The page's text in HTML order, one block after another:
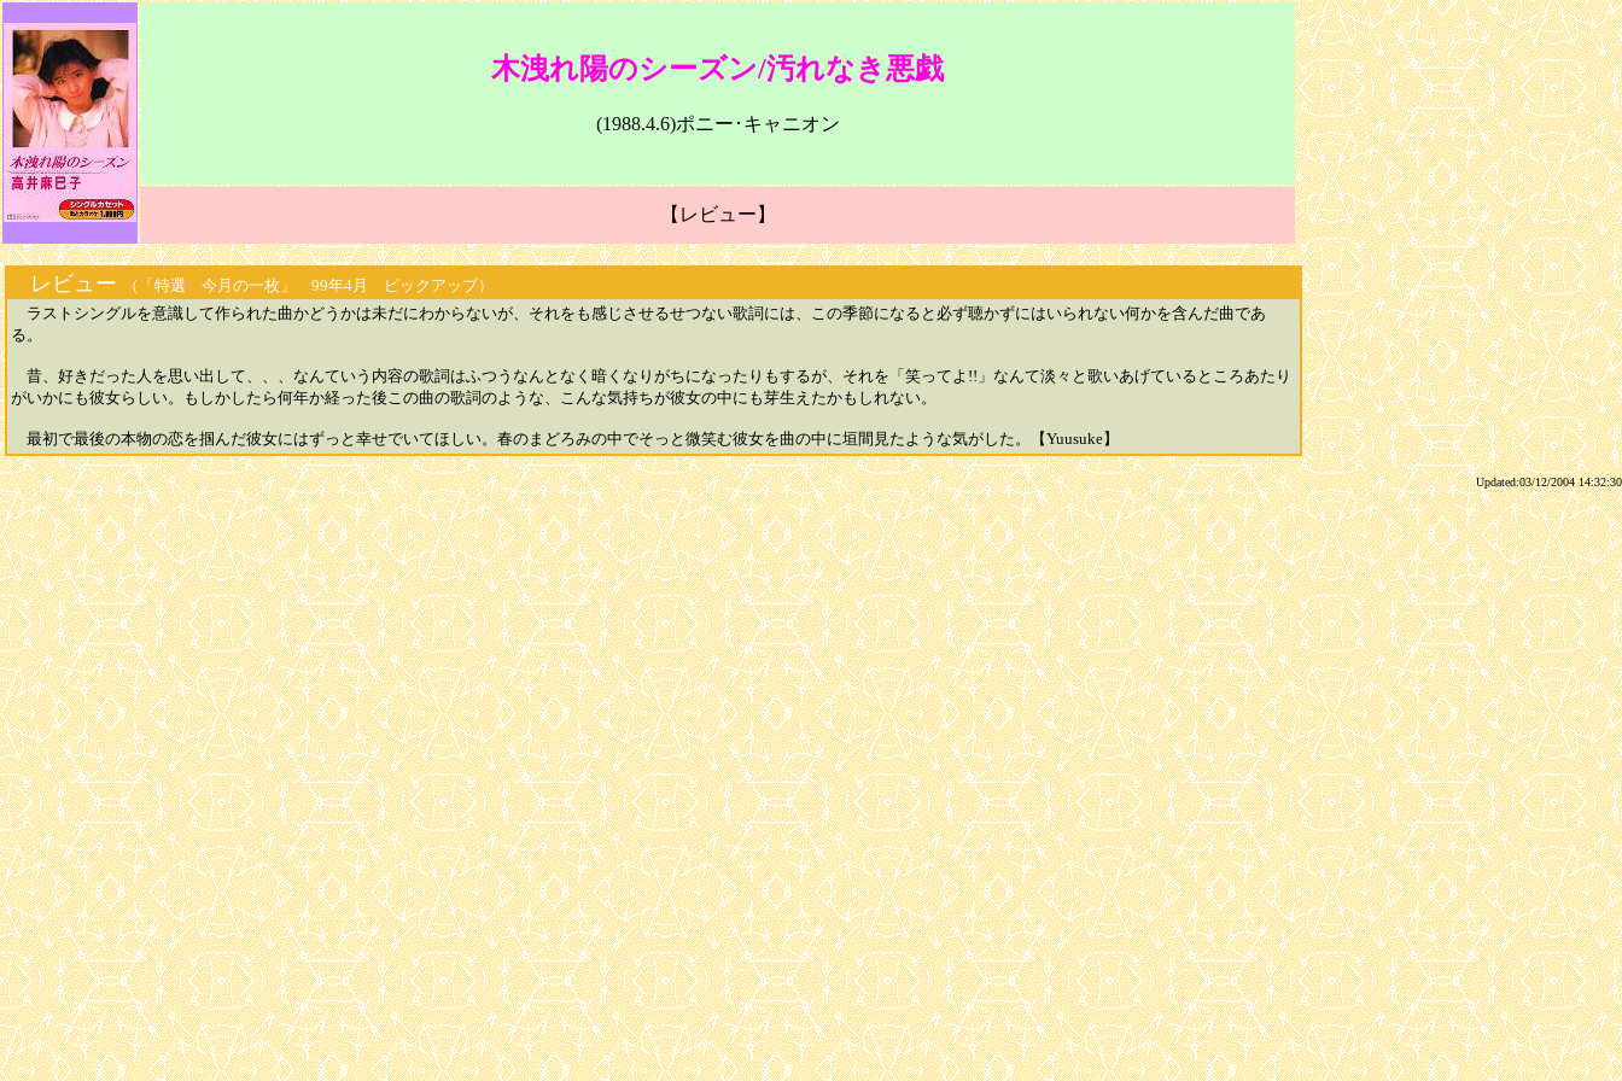
木洩れ陽のシーズン/汚れなき悪戯
(1988.4.6)ポニー･キャニオン
【レビュー】
レビュー
（「特選 今月の一枚」 99年4月 ピックアップ）
ラストシングルを意識して作られた曲かどうかは未だにわからないが、それをも感じさせるせつない歌詞には、この季節になると必ず聴かずにはいられない何かを含んだ曲であ
る。
昔、好きだった人を思い出して、、、なんていう内容の歌詞はふつうなんとなく暗くなりがちになったりもするが、それを「笑ってよ!!」なんて淡々と歌いあげているところあたり
がいかにも彼女らしい。もしかしたら何年か経った後この曲の歌詞のような、こんな気持ちが彼女の中にも芽生えたかもしれない。
最初で最後の本物の恋を掴んだ彼女にはずっと幸せでいてほしい。春のまどろみの中でそっと微笑む彼女を曲の中に垣間見たような気がした。【Yuusuke】
Updated:03/12/2004 14:32:30